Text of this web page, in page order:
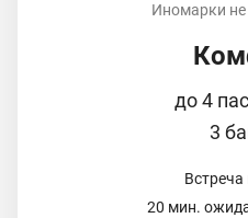
Иномарки не
до 4
3
Встреча
20 мин.